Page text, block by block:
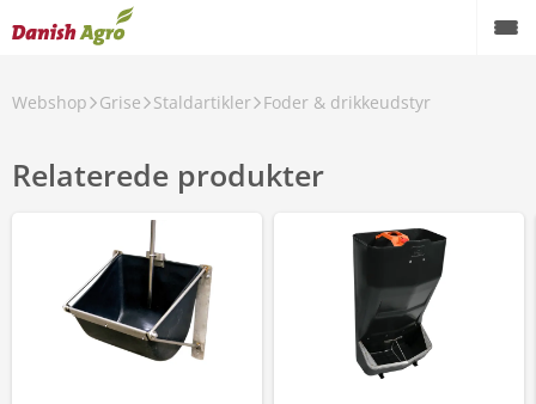
Webshop Grise Staldartikler Foder & drikkeudstyr
Relaterede produkter